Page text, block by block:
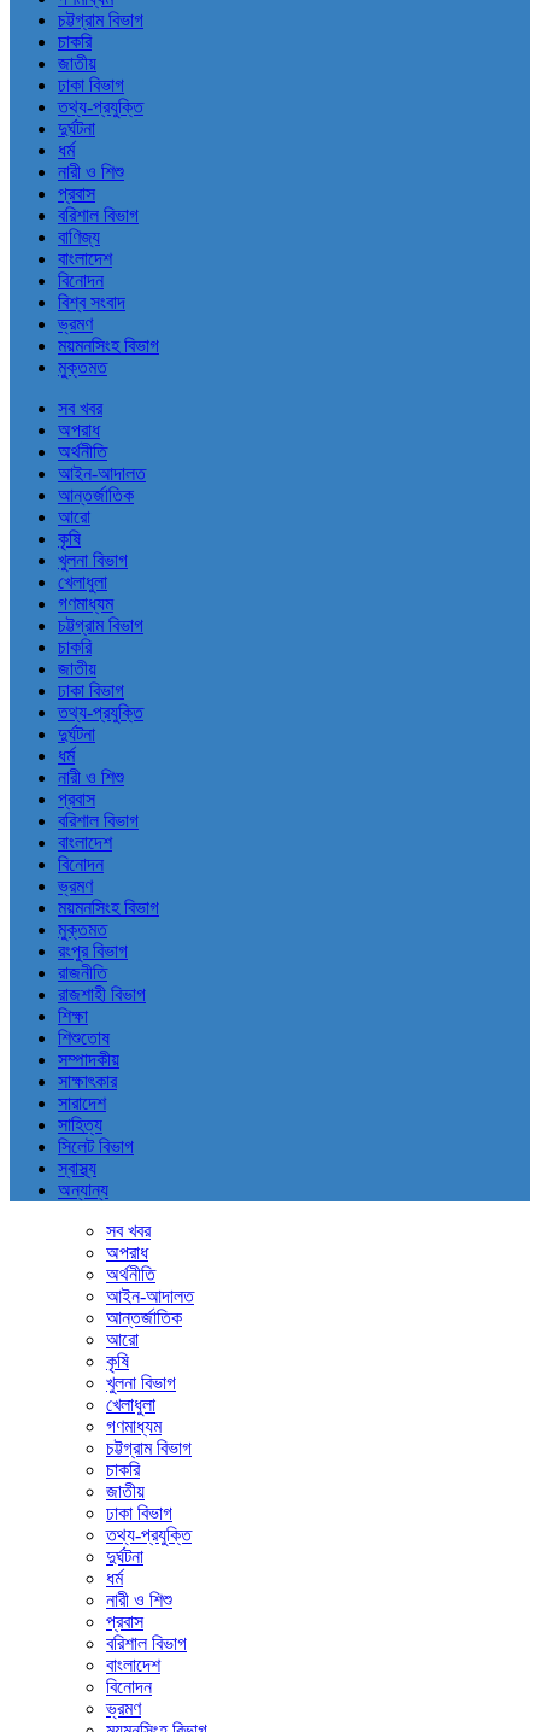
চট্টগ্রাম বিভাগ
চাকরি
জাতীয়
ঢাকা বিভাগ
তথ্য-প্রযুক্তি
দুর্ঘটনা
ধর্ম
নারী ও শিশু
প্রবাস
বরিশাল বিভাগ
বাণিজ্য
বাংলাদেশ
বিনোদন
বিশ্ব সংবাদ
ভ্রমণ
ময়মনসিংহ বিভাগ
মুক্তমত
সব খবর
অপরাধ
অর্থনীতি
আইন-আদালত
আন্তর্জাতিক
আরো
কৃষি
খুলনা বিভাগ
খেলাধুলা
গণমাধ্যম
চট্টগ্রাম বিভাগ
চাকরি
জাতীয়
ঢাকা বিভাগ
তথ্য-প্রযুক্তি
দুর্ঘটনা
ধর্ম
নারী ও শিশু
প্রবাস
বরিশাল বিভাগ
বাংলাদেশ
বিনোদন
ভ্রমণ
ময়মনসিংহ বিভাগ
মুক্তমত
রংপুর বিভাগ
রাজনীতি
রাজশাহী বিভাগ
শিক্ষা
শিশুতোষ
সম্পাদকীয়
সাক্ষাৎকার
সারাদেশ
সাহিত্য
সিলেট বিভাগ
স্বাস্থ্য
অন্যান্য
সব খবর
অপরাধ
অর্থনীতি
আইন-আদালত
আন্তর্জাতিক
আরো
কৃষি
খুলনা বিভাগ
খেলাধুলা
গণমাধ্যম
চট্টগ্রাম বিভাগ
চাকরি
জাতীয়
ঢাকা বিভাগ
তথ্য-প্রযুক্তি
দুর্ঘটনা
ধর্ম
নারী ও শিশু
প্রবাস
বরিশাল বিভাগ
বাংলাদেশ
বিনোদন
ভ্রমণ